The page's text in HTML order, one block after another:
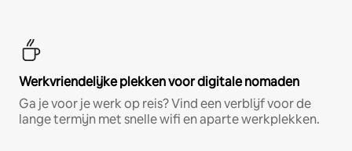
Werkvriendelijke plekken voor digitale nomaden
Ga je voor je werk op reis? Vind een verblijf voor de
lange termijn met snelle wifi en aparte werkplekken.